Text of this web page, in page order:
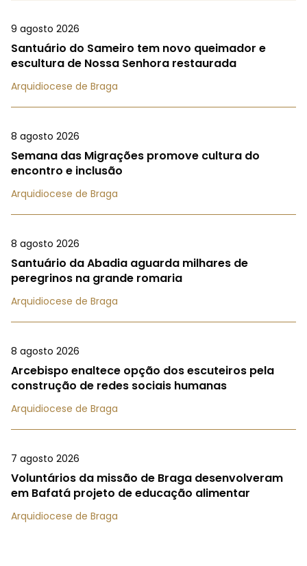
9 agosto 2026
Santuário do Sameiro tem novo queimador e
escultura de Nossa Senhora restaurada
Arquidiocese de Braga
8 agosto 2026
Semana das Migrações promove cultura do
encontro e inclusão
Arquidiocese de Braga
8 agosto 2026
Santuário da Abadia aguarda milhares de
peregrinos na grande romaria
Arquidiocese de Braga
8 agosto 2026
Arcebispo enaltece opção dos escuteiros pela
construção de redes sociais humanas
Arquidiocese de Braga
7 agosto 2026
Voluntários da missão de Braga desenvolveram
em Bafatá projeto de educação alimentar
Arquidiocese de Braga